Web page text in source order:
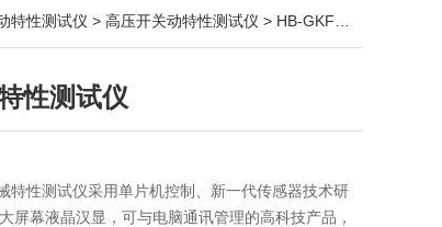
特性测试仪 > 高压开关动特性测试仪 > HB-GKF开关机械特性测试仪
性测试仪
特性测试仪采用单片机控制、新一代传感器技术研
屏幕液晶汉显，可与电脑通讯管理的高科技产品，